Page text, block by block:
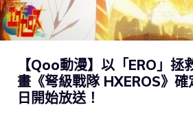
【Qoo動漫】以「ERO」拯
畫《弩級戰隊 HXEROS》
日開始放送！